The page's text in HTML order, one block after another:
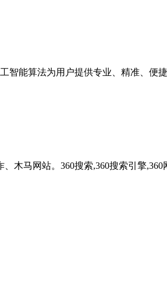
智能算法为用户提供专业、精准、便
木马网站。360搜索,360搜索引擎,360